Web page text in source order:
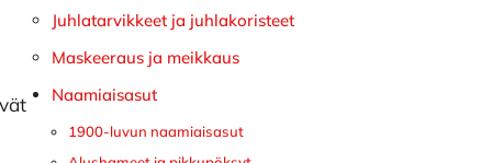
Juhlatarvikkeet ja juhlakoristeet
Maskeeraus ja meikkaus
Naamiaisasut
1900-luvun naamiaisasut